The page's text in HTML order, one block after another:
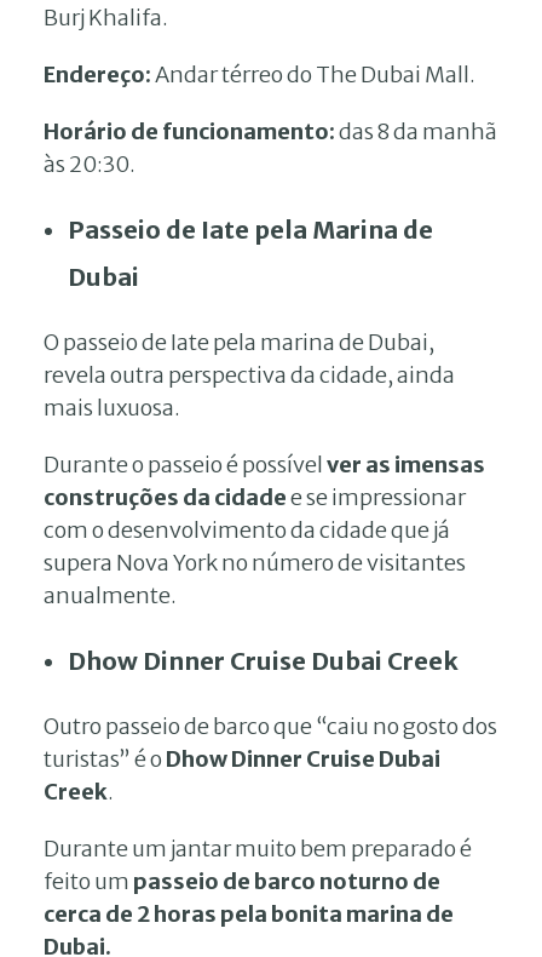
Burj Khalifa.
Endereço:Andar térreo do The Dubai Mall.
Horário de funcionamento:das 8 da manhã
às 20:30.
Passeio de Iate pela Marina de
Dubai
O passeio de Iate pela marina de Dubai,
revela outra perspectiva da cidade, ainda
mais luxuosa.
Durante o passeio é possívelver as imensas
construções da cidadee se impressionar
com o desenvolvimento da cidade que já
supera Nova York no número de visitantes
anualmente.
Dhow Dinner Cruise Dubai Creek
Outro passeio de barco que “caiu no gosto dos
turistas” é o Dhow Dinner Cruise Dubai
Creek.
Durante um jantar muito bem preparado é
feito um passeio de barco noturno de
cerca de 2 horas pela bonita marina de
Dubai.